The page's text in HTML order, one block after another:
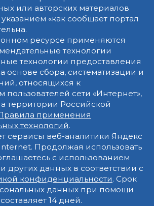
или авторских материалов
«как сообщает портал
ресурсе применяются
технологии
технологии предоставления
сбора, систематизации и
относящихся к
пользователей сети «Интернет»,
территории Российской
применения
технологий.
сервисы веб-аналитики Яндекс
Продолжая использовать
с использованием
других данных в соответствии с
конфиденциальности. Срок
данных при помощи
14 дней.